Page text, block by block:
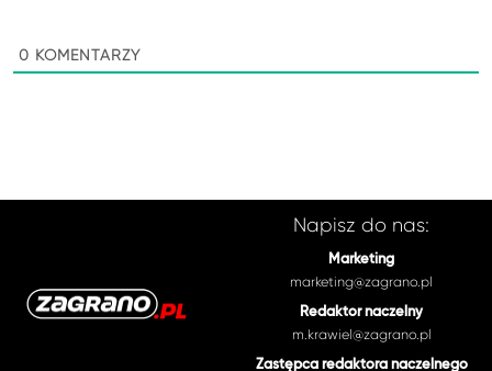
0 KOMENTARZY
Napisz do nas:
Marketing
marketing@zagrano.pl
Redaktor naczelny
m.krawiel@zagrano.pl
Zastępca redaktora naczelnego